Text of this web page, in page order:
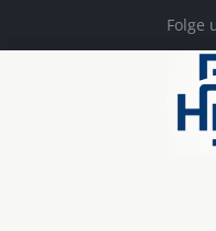
Folge